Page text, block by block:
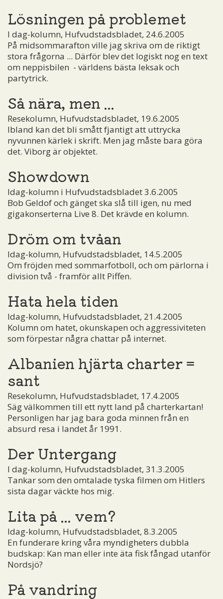
Lösningen på problemet
I dag-kolumn, Hufvudstadsbladet, 24.6.2005
På midsommarafton ville jag skriva om de riktigt
stora frågorna ... Därför blev det logiskt nog en text
om neppisbilen ­ - världens bästa leksak och
partytrick.
Så nära, men ...
Resekolumn, Hufvudstadsbladet, 19.6.2005
Ibland kan det bli smått fjantigt att uttrycka
nyvunnen kärlek i skrift. Men jag måste bara göra
det. Viborg är objektet.
Showdown
Idag-kolumn i Hufvudstadsbladet 3.6.2005
Bob Geldof och gänget ska slå till igen, nu med
gigakonserterna Live 8. Det krävde en kolumn.
Dröm om tvåan
Idag-kolumn, Hufvudstadsbladet, 14.5.2005
Om fröjden med sommarfotboll, och om pärlorna i
division två - framför allt Piffen.
Hata hela tiden
Idag-kolumn, Hufvudstadsbladet, 21.4.2005
Kolumn om hatet, okunskapen och aggressiviteten
som förpestar några chattar på internet.
Albanien hjärta charter =
sant
Resekolumn, Hufvudstadsbladet, 17.4.2005
Säg välkommen till ett nytt land på charterkartan!
Personligen har jag bara goda minnen från en
absurd resa i landet år 1991.
Der Untergang
I dag-kolumn, Hufvudstadsbladet, 31.3.2005
Tankar som den omtalade tyska filmen om Hitlers
sista dagar väckte hos mig.
Lita på ... vem?
Idag-kolumn, Hufvudstadsbladet, 8.3.2005
En funderare kring våra myndigheters dubbla
budskap: Kan man eller inte äta fisk fångad utanför
Nordsjö?
På vandring